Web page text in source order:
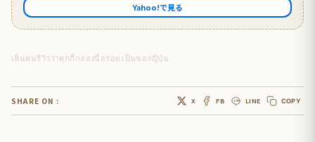
Yahoo!で見る
เห็นคนรีวิวว่าคุกกี้กล่องนี้อร่อย เป็นของญี่ปุ่น
SHARE ON : X FB LINE COPY